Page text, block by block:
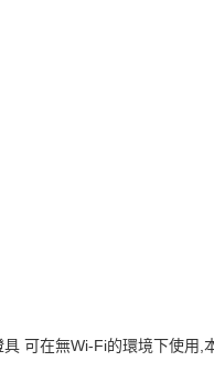
可在無Wi-Fi的環境下使用,